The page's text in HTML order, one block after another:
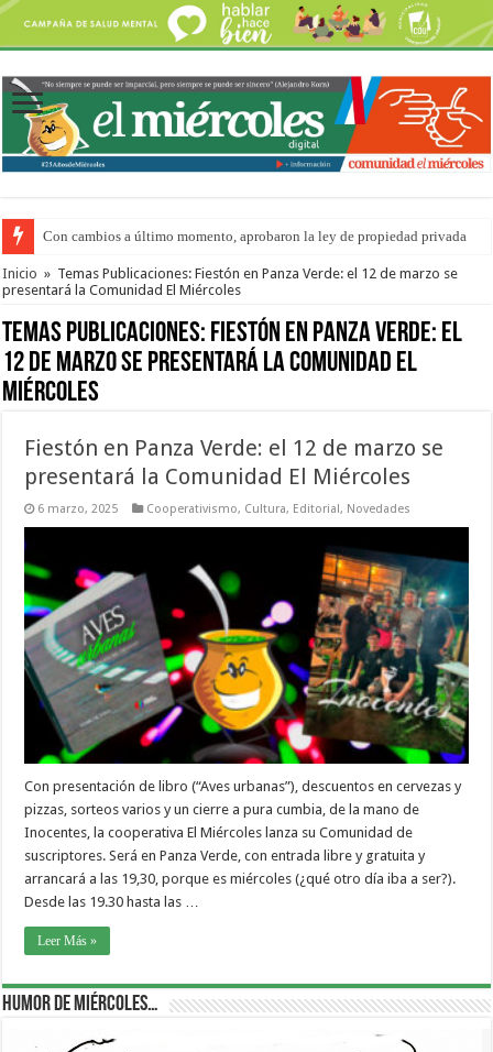
Con cambios a último momento, aprobaron la ley de propiedad privada
Del viernes 7 al domingo 9 de agosto: la agenda ¿A dónde ir? para este
Inicio » Temas Publicaciones: Fiestón en Panza Verde: el 12 de marzo se
presentará la Comunidad El Miércoles
Temas Publicaciones: Fiestón en Panza Verde: el
12 de marzo se presentará la Comunidad El
Miércoles
Fiestón en Panza Verde: el 12 de marzo se
presentará la Comunidad El Miércoles
6 marzo, 2025 Cooperativismo, Cultura, Editorial, Novedades
Con presentación de libro (“Aves urbanas”), descuentos en cervezas y
pizzas, sorteos varios y un cierre a pura cumbia, de la mano de
Inocentes, la cooperativa El Miércoles lanza su Comunidad de
suscriptores. Será en Panza Verde, con entrada libre y gratuita y
arrancará a las 19,30, porque es miércoles (¿qué otro día iba a ser?).
Desde las 19.30 hasta las …
Leer Más »
Humor de Miércoles…